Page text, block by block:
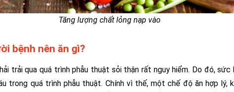
Tăng lượng chất lỏng nạp vào
bệnh nên ăn gì?
trải qua quá trình phẫu thuật sỏi thận rất nguy hiểm. Do đó, sức
trong quá trình phẫu thuật. Chính vì thế, một chế độ ăn hợp lý,